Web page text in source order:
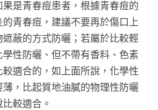
是青春痘患者，根據青春痘的
青春痘，建議不要再於傷口上
蔽的方式防曬；若屬於比較輕
性防曬、但不帶有香料、色素
適合的，如上面所說，化學性
，比起質地油膩的物理性防曬
較適合。